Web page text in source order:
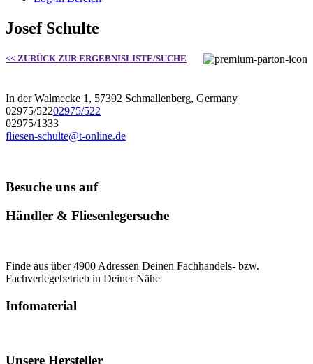
Josef Schulte
<< ZURÜCK ZUR ERGEBNISLISTE/SUCHE
In der Walmecke 1, 57392 Schmallenberg, Germany
02975/52202975/522
02975/1333
fliesen-schulte@t-online.de
Besuche uns auf
Händler & Fliesenlegersuche
Finde aus über 4900 Adressen Deinen Fachhandels- bzw.
Fachverlegebetrieb in Deiner Nähe
Infomaterial
Unsere Hersteller